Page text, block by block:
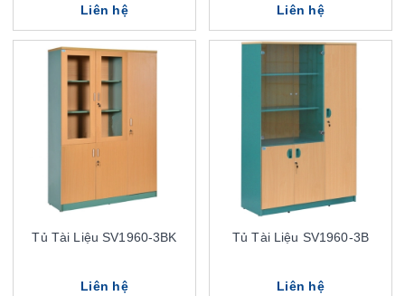
Liên hệ Liên hệ
Tủ Tài Liệu SV1960-3BK
Liên hệ
Tủ Tài Liệu SV1960-3B
Liên hệ